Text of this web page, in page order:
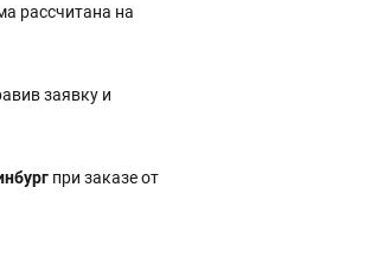
рассчитана на
заявку и
при заказе от